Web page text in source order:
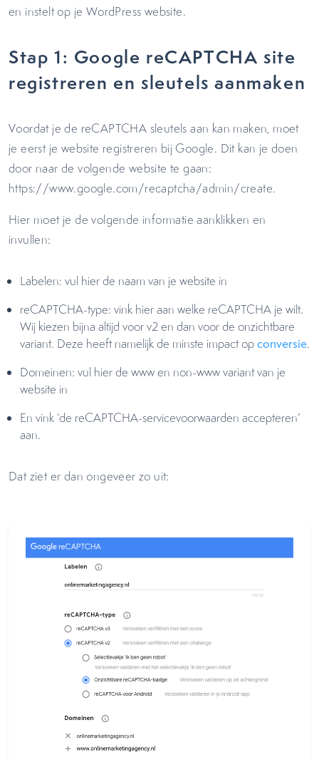
en instelt op je WordPress website.
Stap 1: Google reCAPTCHA site
registreren en sleutels aanmaken
Voordat je de reCAPTCHA sleutels aan kan maken, moet
je eerst je website registreren bij Google. Dit kan je doen
door naar de volgende website te gaan:
https://www.google.com/recaptcha/admin/create.
Hier moet je de volgende informatie aanklikken en
invullen:
Labelen: vul hier de naam van je website in
reCAPTCHA-type: vink hier aan welke reCAPTCHA je wilt.
Wij kiezen bijna altijd voor v2 en dan voor de onzichtbare
variant. Deze heeft namelijk de minste impact opconversie.
Domeinen: vul hier de www en non-www variant van je
website in
En vink ‘de reCAPTCHA-servicevoorwaarden accepteren’
aan.
Dat ziet er dan ongeveer zo uit: